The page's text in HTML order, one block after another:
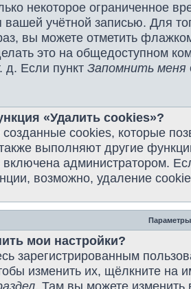
некоторое ограниченное
вашей учётной записью. Для
вы можете отметить
это на общедоступном
д. Если пункт Запомнить меня
«Удалить cookies»?
cookies, которые
выполняют другие
включена администратором.
возможно, удаление
Параметры
мои настройки?
зарегистрированным
изменить их, щёлкните на
. Там вы можете изменить